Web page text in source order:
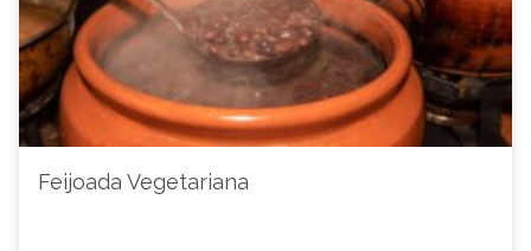
Feijoada Vegetariana